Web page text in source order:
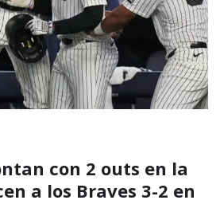
con 2 outs en la
a los Braves 3-2 en